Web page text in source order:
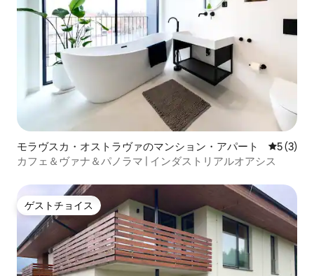
モラヴスカ・オストラヴァのマンション・アパート レビュー
5 (3)
カフェ＆ヴァナ＆パノラマ | インダストリアルオアシス
ゲストチョイス
ゲストチョイス